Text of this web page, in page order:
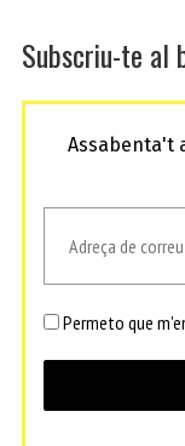
Subscriu-te al
Assabenta't
Permeto que